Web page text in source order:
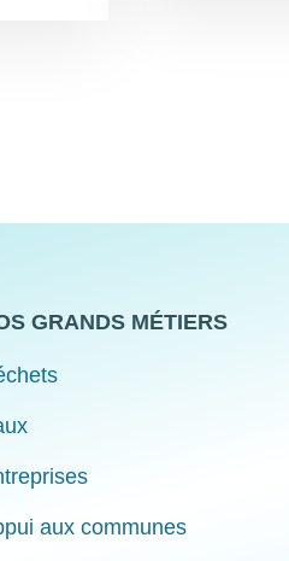
GRANDS MÉTIERS
aux communes